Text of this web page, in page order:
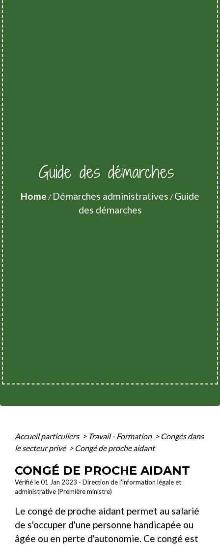
Guide des démarches
Home / Démarches administratives / Guide
des démarches
Accueil particuliers > Travail - Formation > Congés dans
le secteur privé > Congé de proche aidant
CONGÉ DE PROCHE AIDANT
Vérifié le 01 Jan 2023 - Direction de l'information légale et
administrative (Première ministre)
Le congé de proche aidant permet au salarié
de s'occuper d'une personne handicapée ou
âgée ou en perte d'autonomie. Ce congé est